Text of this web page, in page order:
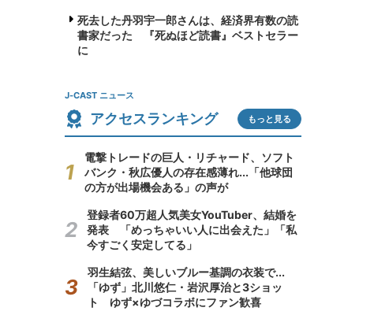
死去した丹羽宇一郎さんは、経済界有数の読
書家だった 『死ぬほど読書』ベストセラー
に
J-CAST ニュース
アクセスランキング もっと見る
電撃トレードの巨人・リチャード、ソフト
バンク・秋広優人の存在感薄れ...「他球団
の方が出場機会ある」の声が
登録者60万超人気美女YouTuber、結婚を
発表 「めっちゃいい人に出会えた」「私
今すごく安定してる」
羽生結弦、美しいブルー基調の衣装で...
「ゆず」北川悠仁・岩沢厚治と3ショッ
ト ゆず×ゆづコラボにファン歓喜